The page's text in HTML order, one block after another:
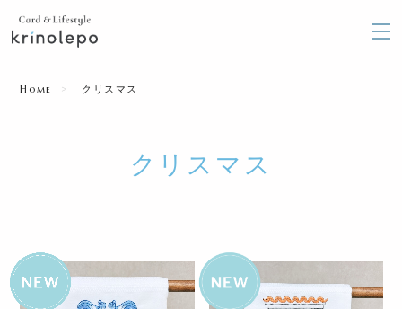
Home クリスマス
クリスマス